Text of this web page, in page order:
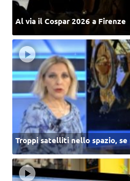
Al via il Cospar 2026 a Firenze
Troppi satelliti nello spazio, se